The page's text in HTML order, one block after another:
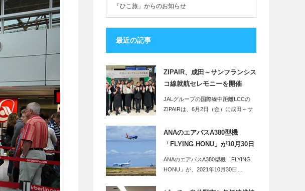
「ひこ旅」からのお知らせ
最近の記事
ZIPAIR、成田～サンフランシス
コ線就航セレモニーを開催
（2023年6月2日）
JALグループの国際線中距離LCCの
ZIPAIRは、6月2日（金）に成田～サ
ANAのエアバスA380型機
「FLYING HONU」が10月30日
（土）に下地島（みやこ下地島
空港ターミナル）へ。同便利用
ANAのエアバスA380型機「FLYING
HONU」が、2021年10月30日…